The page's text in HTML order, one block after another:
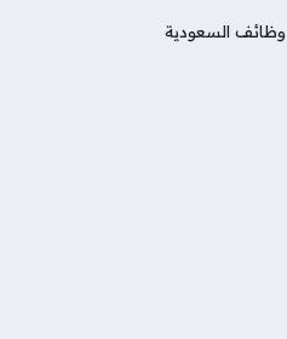
وظائف السعودية